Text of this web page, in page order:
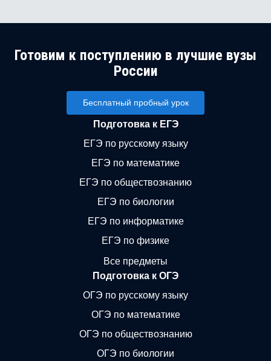
Готовим к поступлению в лучшие вузы
России
Бесплатный пробный урок
Подготовка к ЕГЭ
ЕГЭ по русскому языку
ЕГЭ по математике
ЕГЭ по обществознанию
ЕГЭ по биологии
ЕГЭ по информатике
ЕГЭ по физике
Все предметы
Подготовка к ОГЭ
ОГЭ по русскому языку
ОГЭ по математике
ОГЭ по обществознанию
ОГЭ по биологии